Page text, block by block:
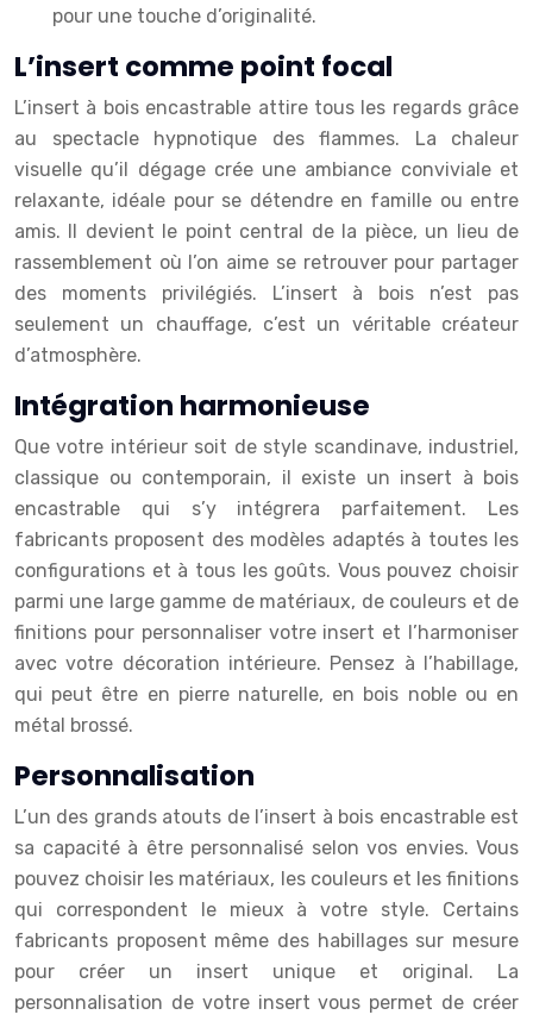
pour une touche d’originalité.
L’insert comme point focal
L’insert à bois encastrable attire tous les regards grâce
au spectacle hypnotique des flammes. La chaleur
visuelle qu’il dégage crée une ambiance conviviale et
relaxante, idéale pour se détendre en famille ou entre
amis. Il devient le point central de la pièce, un lieu de
rassemblement où l’on aime se retrouver pour partager
des moments privilégiés. L’insert à bois n’est pas
seulement un chauffage, c’est un véritable créateur
d’atmosphère.
Intégration harmonieuse
Que votre intérieur soit de style scandinave, industriel,
classique ou contemporain, il existe un insert à bois
encastrable qui s’y intégrera parfaitement. Les
fabricants proposent des modèles adaptés à toutes les
configurations et à tous les goûts. Vous pouvez choisir
parmi une large gamme de matériaux, de couleurs et de
finitions pour personnaliser votre insert et l’harmoniser
avec votre décoration intérieure. Pensez à l’habillage,
qui peut être en pierre naturelle, en bois noble ou en
métal brossé.
Personnalisation
L’un des grands atouts de l’insert à bois encastrable est
sa capacité à être personnalisé selon vos envies. Vous
pouvez choisir les matériaux, les couleurs et les finitions
qui correspondent le mieux à votre style. Certains
fabricants proposent même des habillages sur mesure
pour créer un insert unique et original. La
personnalisation de votre insert vous permet de créer